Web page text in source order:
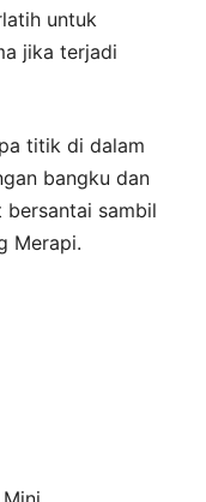
untuk
jika terjadi
titik di dalam
bangku dan
sambil
Merapi.